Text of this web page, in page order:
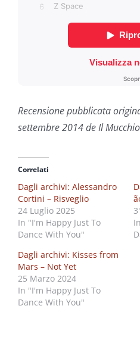
Recensione pubblicata
settembre 2014 de Il
Correlati
Dagli archivi: Alessandro
Cortini – Risveglio
24 Luglio 2025
In "I'm Happy Just To
Dance With You"
Dagli archivi: Kisses from
Mars – Not Yet
25 Marzo 2024
In "I'm Happy Just To
Dance With You"